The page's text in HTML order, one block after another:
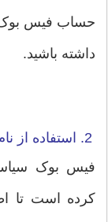
حساب فیس بوک
داشته باشید.
2. استفاده از نام جعلی
فیس بوک
کرده است تا